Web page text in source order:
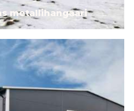
metallihangaari